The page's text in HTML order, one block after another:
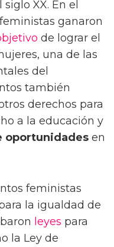
XX. En el
ganaron
de lograr el
una de las
del
también
derechos para
a la educación y
oportunidades en
feministas
la igualdad de
leyes para
la Ley de